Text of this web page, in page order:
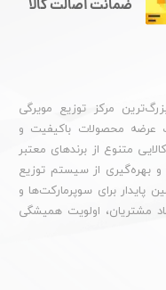
مرکز توزیع مویرگی
عرضه محصولات باکیفیت و
متنوع از برندهای معتبر
بهره‌گیری از سیستم توزیع
پایدار برای سوپرمارکت‌ها و
مشتریان، اولویت همیشگی
ضمانت اصالت کالا